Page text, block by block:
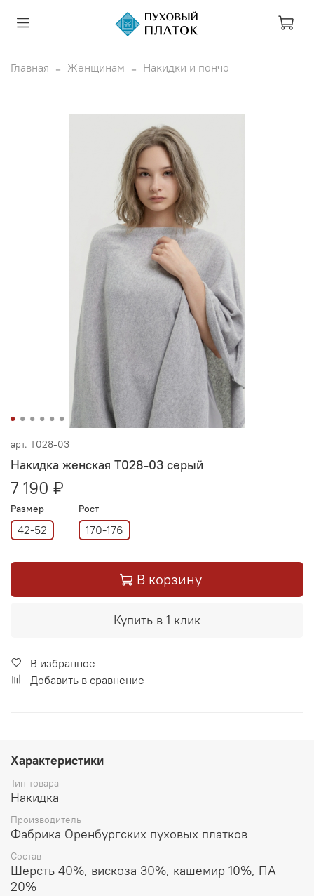
Главная Женщинам Накидки и пончо
арт. Т028-03
Накидка женская Т028-03 серый
7 190 ₽
Размер
42-52
Рост
170-176
В корзину
Купить в 1 клик
В избранное
Добавить в сравнение
Характеристики
Тип товара
Накидка
Производитель
Фабрика Оренбургских пуховых платков
Состав
Шерсть 40%, вискоза 30%, кашемир 10%, ПА
20%